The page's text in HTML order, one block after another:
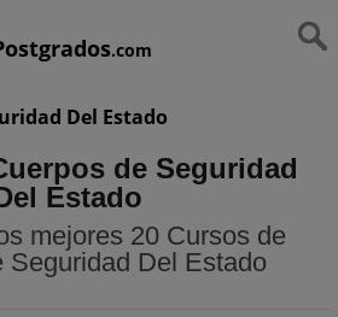
.com
Del Estado
de Seguridad
Estado
mejores 20 Cursos de
Seguridad Del Estado